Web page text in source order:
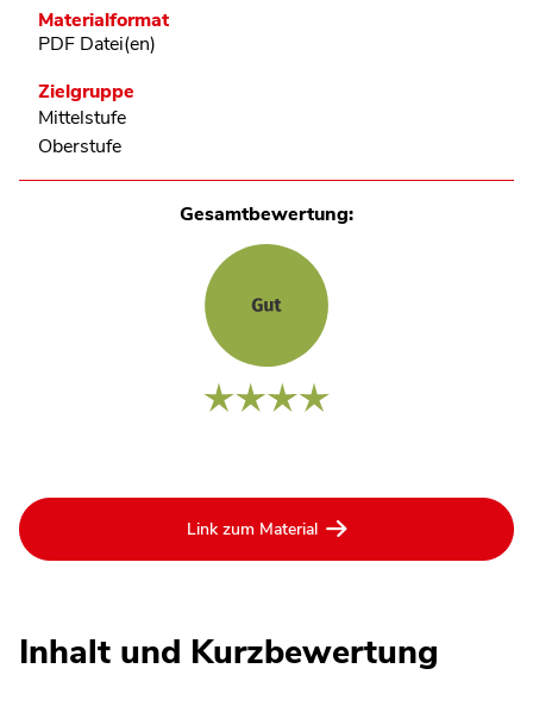
Materialformat
PDF Datei(en)
Zielgruppe
Mittelstufe
Oberstufe
Gesamtbewertung:
Link zum Material
Inhalt und Kurzbewertung